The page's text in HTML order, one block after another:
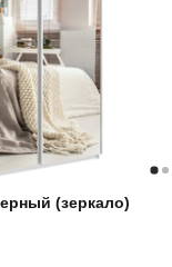
(зеркало)